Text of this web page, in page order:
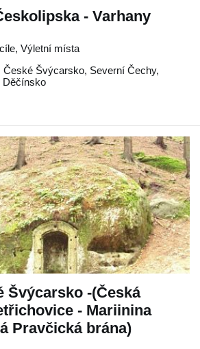
- Varhany
Výletní místa
České Švýcarsko, Severní Čechy,
Děčínsko
Švýcarsko -(Česká
- Mariinina
Pravčická brána)